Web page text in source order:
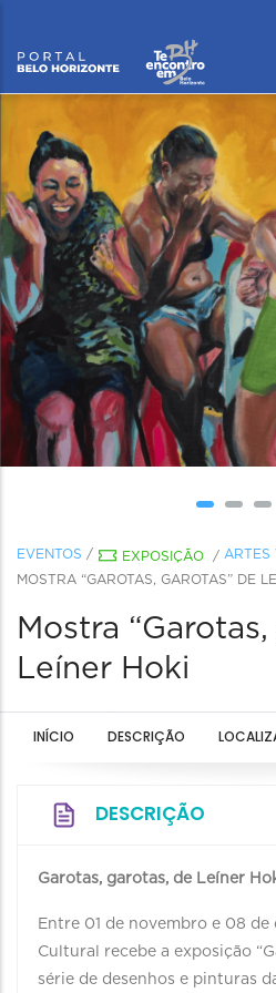
EVENTOS / EXPOSIÇÃO / ARTES
MOSTRA “GAROTAS, GAROTAS” DE
Mostra
Leíner Hoki
INÍCIO DESCRIÇÃO
DESCRIÇÃO
Garotas, garotas, de Leíner
Entre 01 de novembro e 08 de
Cultural recebe a exposição
série de desenhos e pinturas